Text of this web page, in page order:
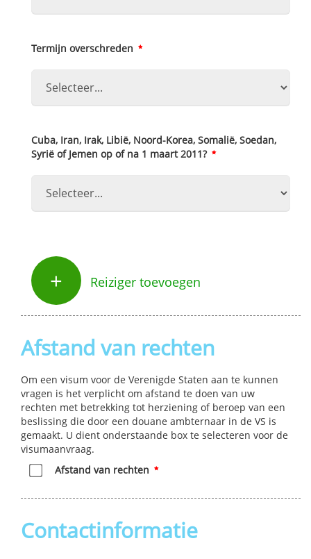
Termijn overschreden
Cuba‚ Iran‚ Irak‚ Libië‚ Noord-Korea‚ Somalië‚ Soedan‚
Syrië of Jemen op of na 1 maart 2011?
+ Reiziger toevoegen
Afstand van rechten
Om een visum voor de Verenigde Staten aan te kunnen
vragen is het verplicht om afstand te doen van uw
rechten met betrekking tot herziening of beroep van een
beslissing die door een douane ambternaar in de VS is
gemaakt. U dient onderstaande box te selecteren voor de
visumaanvraag.
Afstand van rechten
Contactinformatie